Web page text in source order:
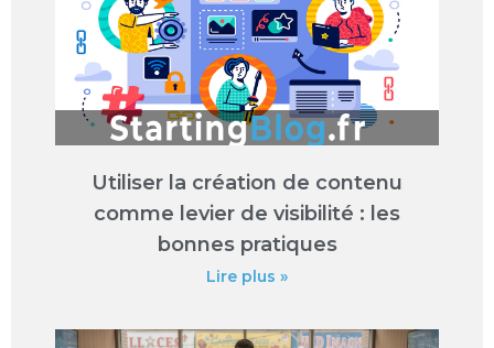
Utiliser la création de contenu
comme levier de visibilité : les
bonnes pratiques
Lire plus »